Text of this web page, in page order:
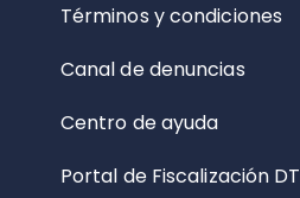
Términos y condiciones
Canal de denuncias
Centro de ayuda
Portal de Fiscalización DT